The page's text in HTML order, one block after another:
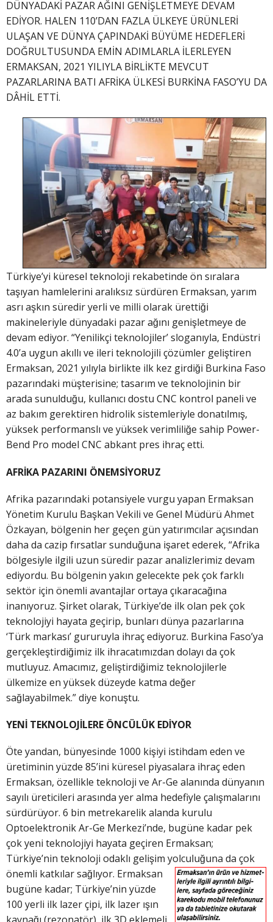
DÜNYADAKİ PAZAR AĞINI GENİŞLETMEYE DEVAM
EDİYOR. HALEN 110’DAN FAZLA ÜLKEYE ÜRÜNLERİ
ULAŞAN VE DÜNYA ÇAPINDAKİ BÜYÜME HEDEFLERİ
DOĞRULTUSUNDA EMİN ADIMLARLA İLERLEYEN
ERMAKSAN, 2021 YILIYLA BİRLİKTE MEVCUT
PAZARLARINA BATI AFRİKA ÜLKESİ BURKİNA FASO’YU DA
DÂHİL ETTİ.
Türkiye’yi küresel teknoloji rekabetinde ön sıralara
taşıyan hamlelerini aralıksız sürdüren Ermaksan, yarım
asrı aşkın süredir yerli ve milli olarak ürettiği
makineleriyle dünyadaki pazar ağını genişletmeye de
devam ediyor. “Yenilikçi teknolojiler’ sloganıyla, Endüstri
4.0’a uygun akıllı ve ileri teknolojili çözümler geliştiren
Ermaksan, 2021 yılıyla birlikte ilk kez girdiği Burkina Faso
pazarındaki müşterisine; tasarım ve teknolojinin bir
arada sunulduğu, kullanıcı dostu CNC kontrol paneli ve
az bakım gerektiren hidrolik sistemleriyle donatılmış,
yüksek performanslı ve yüksek verimliliğe sahip Power-
Bend Pro model CNC abkant pres ihraç etti.
AFRİKA PAZARINI ÖNEMSİYORUZ
Afrika pazarındaki potansiyele vurgu yapan Ermaksan
Yönetim Kurulu Başkan Vekili ve Genel Müdürü Ahmet
Özkayan, bölgenin her geçen gün yatırımcılar açısından
daha da cazip fırsatlar sunduğuna işaret ederek, “Afrika
bölgesiyle ilgili uzun süredir pazar analizlerimiz devam
ediyordu. Bu bölgenin yakın gelecekte pek çok farklı
sektör için önemli avantajlar ortaya çıkaracağına
inanıyoruz. Şirket olarak, Türkiye’de ilk olan pek çok
teknolojiyi hayata geçirip, bunları dünya pazarlarına
‘Türk markası’ gururuyla ihraç ediyoruz. Burkina Faso’ya
gerçekleştirdiğimiz ilk ihracatımızdan dolayı da çok
mutluyuz. Amacımız, geliştirdiğimiz teknolojilerle
ülkemize en yüksek düzeyde katma değer
sağlayabilmek.” diye konuştu.
YENİ TEKNOLOJİLERE ÖNCÜLÜK EDİYOR
Öte yandan, bünyesinde 1000 kişiyi istihdam eden ve
üretiminin yüzde 85’ini küresel piyasalara ihraç eden
Ermaksan, özellikle teknoloji ve Ar-Ge alanında dünyanın
sayılı üreticileri arasında yer alma hedefiyle çalışmalarını
sürdürüyor. 6 bin metrekarelik alanda kurulu
Optoelektronik Ar-Ge Merkezi’nde, bugüne kadar pek
çok yeni teknolojiyi hayata geçiren Ermaksan;
Türkiye’nin teknoloji odaklı gelişim yolculuğuna da çok
önemli katkılar sağlıyor. Ermaksan
bugüne kadar; Türkiye’nin yüzde
100 yerli ilk lazer çipi, ilk lazer ışın